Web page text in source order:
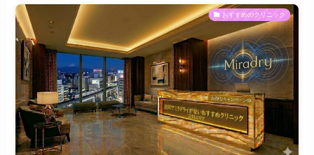
おすすめのクリニック